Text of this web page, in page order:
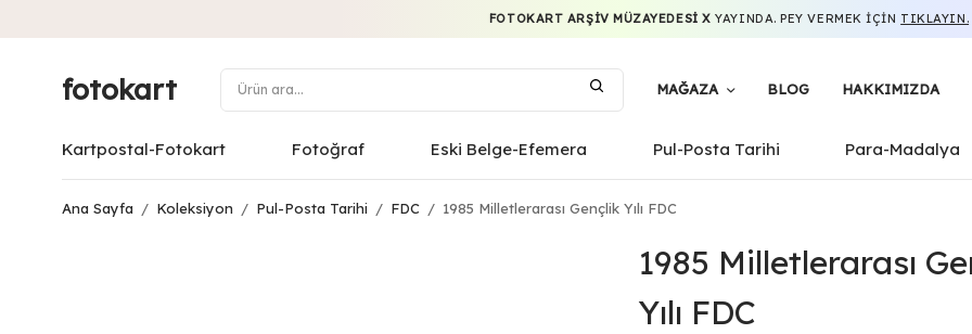
FOTOKART ARŞIV MÜZAYEDESI X YAYINDA. PEY VERMEK IÇIN TIKLAYIN.
fotokart MAĞAZA BLOG HAKKIMIZDA
Kartpostal-Fotokart Fotoğraf Eski Belge-Efemera Pul-Posta Tarihi Para-Madalya
Ana Sayfa / Koleksiyon / Pul-Posta Tarihi / FDC / 1985 Milletlerarası Gençlik Yılı FDC
1985 Milletlerarası
Yılı FDC